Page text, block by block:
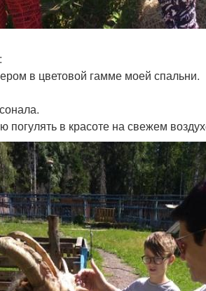
в цветовой гамме моей спальни.
в красоте на свежем